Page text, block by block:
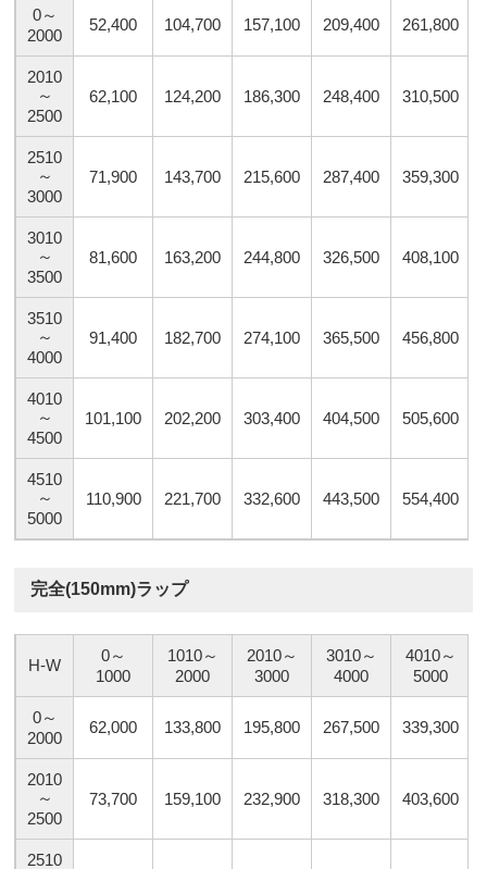
0～
2000
52,400 104,700 157,100 209,400 261,800
2010
～
2500
62,100 124,200 186,300 248,400 310,500
2510
～
3000
71,900 143,700 215,600 287,400 359,300
3010
～
3500
81,600 163,200 244,800 326,500 408,100
3510
～
4000
91,400 182,700 274,100 365,500 456,800
4010
～
4500
101,100 202,200 303,400 404,500 505,600
4510
～
5000
110,900 221,700 332,600 443,500 554,400
完全(150mm)ラップ
H-W
0～
1000
1010～
2000
2010～
3000
3010～
4000
4010～
5000
0～
2000
62,000 133,800 195,800 267,500 339,300
2010
～
2500
73,700 159,100 232,900 318,300 403,600
2510